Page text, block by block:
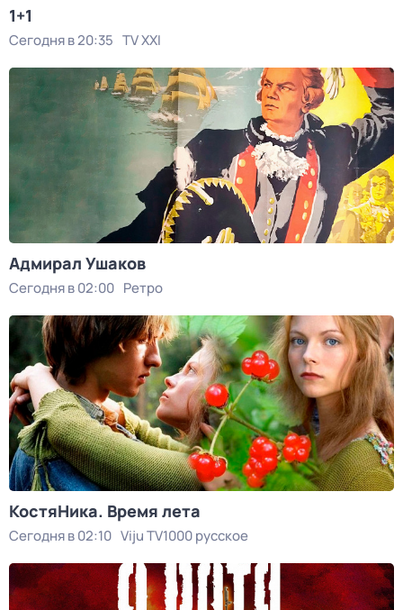
1+1
Сегодня в 20:35 TV XXI
Адмирал Ушаков
Сегодня в 02:00 Ретро
КостяНика. Время лета
Сегодня в 02:10 Viju TV1000 русское